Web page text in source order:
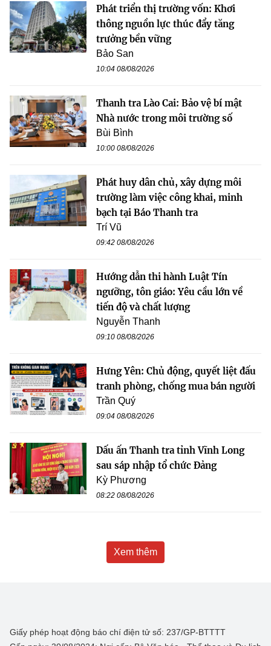
Phát triển thị trường vốn: Khơi
thông nguồn lực thúc đẩy tăng
trưởng bền vững
Bảo San
10:04 08/08/2026
Thanh tra Lào Cai: Bảo vệ bí mật
Nhà nước trong môi trường số
Bùi Bình
10:00 08/08/2026
Phát huy dân chủ, xây dựng môi
trường làm việc công khai, minh
bạch tại Báo Thanh tra
Trí Vũ
09:42 08/08/2026
Hướng dẫn thi hành Luật Tín
ngưỡng, tôn giáo: Yêu cầu lớn về
tiến độ và chất lượng
Nguyễn Thanh
09:10 08/08/2026
Hưng Yên: Chủ động, quyết liệt đấu
tranh phòng, chống mua bán người
Trần Quý
09:04 08/08/2026
Dấu ấn Thanh tra tỉnh Vĩnh Long
sau sáp nhập tổ chức Đảng
Kỳ Phương
08:22 08/08/2026
Xem thêm
Giấy phép hoạt động báo chí điện tử số: 237/GP-BTTTT